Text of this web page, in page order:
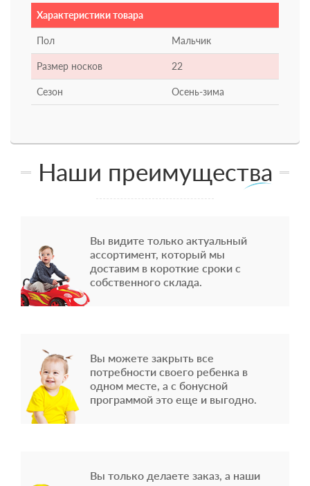
Характеристики товара
Пол Мальчик
Размер носков 22
Сезон Осень-зима
Наши преимущества
Вы видите только актуальный
ассортимент, который мы
доставим в короткие сроки с
собственного склада.
Вы можете закрыть все
потребности своего ребенка в
одном месте, а с бонусной
программой это еще и выгодно.
Вы только делаете заказ, а наши